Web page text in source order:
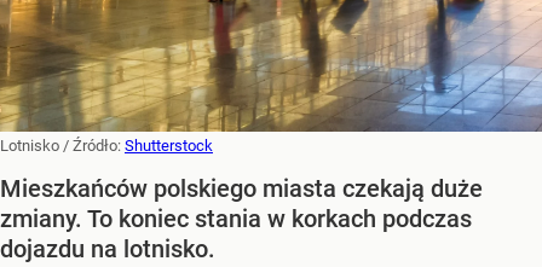
Lotnisko / Źródło: Shutterstock
Mieszkańców polskiego miasta czekają duże
zmiany. To koniec stania w korkach podczas
dojazdu na lotnisko.